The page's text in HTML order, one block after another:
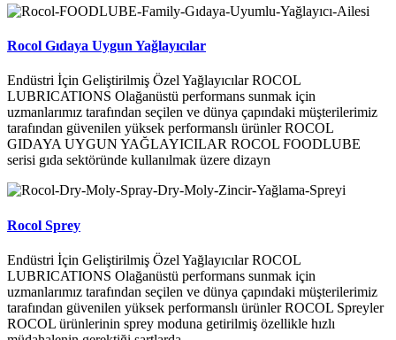
Rocol Gıdaya Uygun Yağlayıcılar
Endüstri İçin Geliştirilmiş Özel Yağlayıcılar ROCOL
LUBRICATIONS Olağanüstü performans sunmak için
uzmanlarımız tarafından seçilen ve dünya çapındaki müşterilerimiz
tarafından güvenilen yüksek performanslı ürünler ROCOL
GIDAYA UYGUN YAĞLAYICILAR ROCOL FOODLUBE
serisi gıda sektöründe kullanılmak üzere dizayn
Rocol Sprey
Endüstri İçin Geliştirilmiş Özel Yağlayıcılar ROCOL
LUBRICATIONS Olağanüstü performans sunmak için
uzmanlarımız tarafından seçilen ve dünya çapındaki müşterilerimiz
tarafından güvenilen yüksek performanslı ürünler ROCOL Spreyler
ROCOL ürünlerinin sprey moduna getirilmiş özellikle hızlı